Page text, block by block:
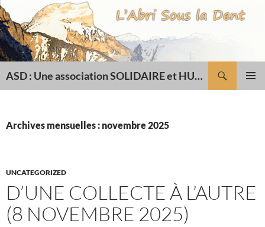
ASD : Une association SOLIDAIRE et HUMANITAIRE
Archives mensuelles : novembre 2025
UNCATEGORIZED
D’UNE COLLECTE À L’AUTRE
(8 NOVEMBRE 2025)